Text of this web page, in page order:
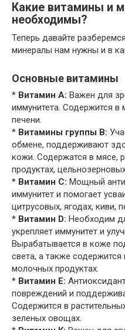
Какие витамины и
необходимы?
Теперь давайте
минералы нам нужны и в
Основные витамины
* Витамин A: Важен для
иммунитета. Содержится в
печени.
* Витамины группы B:
обмене, поддерживают
кожи. Содержатся в мясе,
продуктах,
* Витамин C: Мощный
иммунитет и помогает
цитрусовых, ягодах, киви,
* Витамин D: Необходим
укрепляет иммунитет и
Вырабатывается в коже
света, а также
молочных продуктах.
* Витамин E:
повреждений и
Содержится в
зеленых овощах.